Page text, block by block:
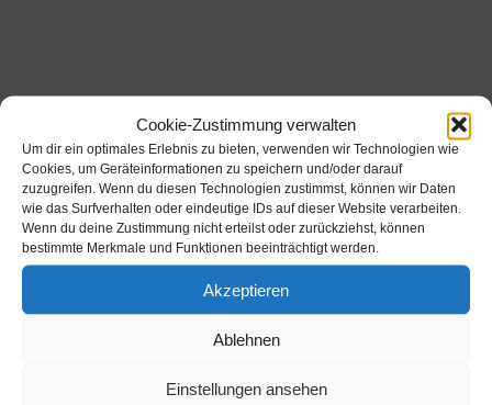
Cookie-Zustimmung verwalten
Um dir ein optimales Erlebnis zu bieten, verwenden wir Technologien wie
Cookies, um Geräteinformationen zu speichern und/oder darauf
zuzugreifen. Wenn du diesen Technologien zustimmst, können wir Daten
wie das Surfverhalten oder eindeutige IDs auf dieser Website verarbeiten.
Wenn du deine Zustimmung nicht erteilst oder zurückziehst, können
bestimmte Merkmale und Funktionen beeinträchtigt werden.
Akzeptieren
Ablehnen
Einstellungen ansehen